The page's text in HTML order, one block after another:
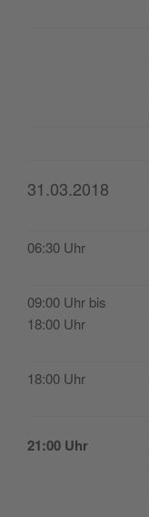
31.03.2018
06:30 Uhr
09:00 Uhr bis
18:00 Uhr
18:00 Uhr
21:00 Uhr